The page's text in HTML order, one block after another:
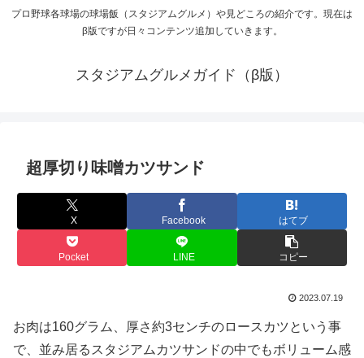
プロ野球各球場の球場飯（スタジアムグルメ）や見どころの紹介です。現在は
β版ですが日々コンテンツ追加していきます。
スタジアムグルメガイド（β版）
超厚切り味噌カツサンド
X Facebook はてブ
Pocket LINE コピー
2023.07.19
お肉は160グラム、厚さ約3センチのロースカツという事
で、並み居るスタジアムカツサンドの中でもボリューム感